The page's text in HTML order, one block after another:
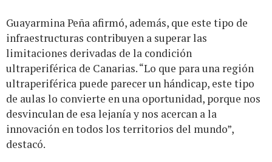
Guayarmina Peña afirmó, además, que este tipo de
infraestructuras contribuyen a superar las
limitaciones derivadas de la condición
ultraperiférica de Canarias. “Lo que para una región
ultraperiférica puede parecer un hándicap, este tipo
de aulas lo convierte en una oportunidad, porque nos
desvinculan de esa lejanía y nos acercan a la
innovación en todos los territorios del mundo”,
destacó.